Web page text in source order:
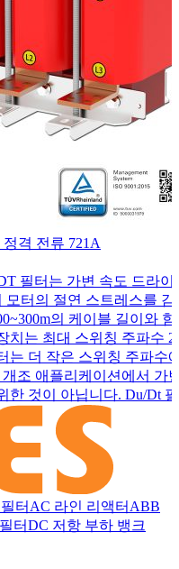
격 전류 721A
필터는 가변 속도 드라이
모터의 절연 스트레스를 감
의 케이블 길이와
치는 최대 스위칭 주파수
는 더 작은 스위칭 주파수
조 애플리케이션에서 가
한 것이 아닙니다. Du/Dt
터 AC 라인 리액터 ABB
터DC 저항 부하 뱅크